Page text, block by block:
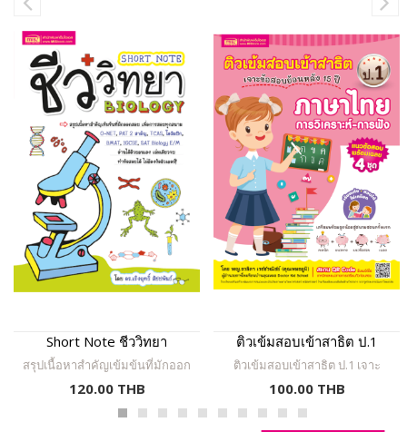
Short Note ชีววิทยา
สรุปเนื้อหาสำคัญเข้มข้นที่มักออก
สอบ เพื่อการสอบทุกสนาม O-NET,
PAT 2 สามัญ, TCAS, โอลิมปิก,
BMAT, IGCSE, SAT Biology E/M
120.00 THB
ติวเข้มสอบเข้าสาธิต ป.1
เจาะข้อสอบย้อนหลัง 15 ปี
ฟัง
ติวเข้มสอบเข้าสาธิต ป.1 เจาะ
ข้อสอบย้อนหลัง 15 ปี ภาษาไทย-
การวิเคราะห์ การฟัง โดย พญ.ธวลิ
ดา เวชชวณิชย์ (คุณหมอยูมิ) ตัว
100.00 THB